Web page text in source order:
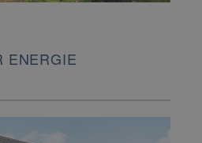
ENERGIE